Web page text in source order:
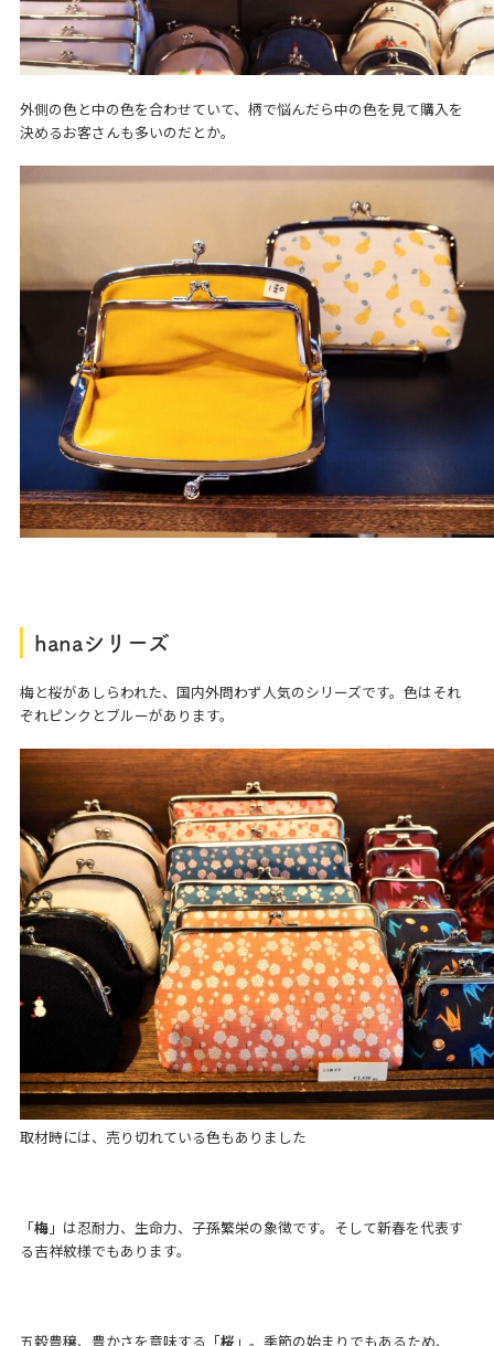
外側の色と中の色を合わせていて、柄で悩んだら中の色を見て購入を
決めるお客さんも多いのだとか。
hanaシリーズ
梅と桜があしらわれた、国内外問わず人気のシリーズです。色はそれ
ぞれピンクとブルーがあります。
取材時には、売り切れている色もありました
「梅」は忍耐力、生命力、子孫繁栄の象徴です。そして新春を代表す
る吉祥紋様でもあります。
五穀豊穣、豊かさを意味する「桜 」。季節の始まりでもあるため、